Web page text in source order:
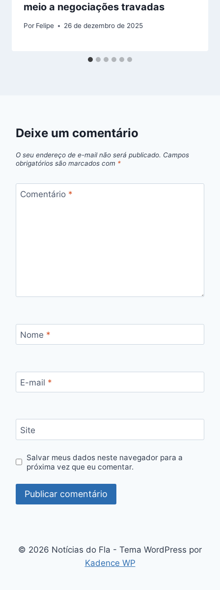
meio a negociações travadas
Por Felipe 26 de dezembro de 2025
Deixe um comentário
O seu endereço de e-mail não será publicado. Campos
obrigatórios são marcados com *
Comentário *
Nome *
E-mail *
Site
Salvar meus dados neste navegador para a
próxima vez que eu comentar.
© 2026 Notícias do Fla - Tema WordPress por
Kadence WP